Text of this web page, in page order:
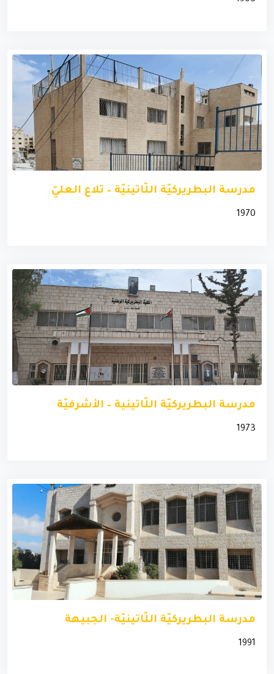
مدرسة البطريركيّة اللّاتينيّة – تلاع العليّ
1970
مدرسة البطريركيّة اللّاتينية – الأشرفيّة
1973
مدرسة البطريركيّة اللّاتينيّة- الجبيهة
1991